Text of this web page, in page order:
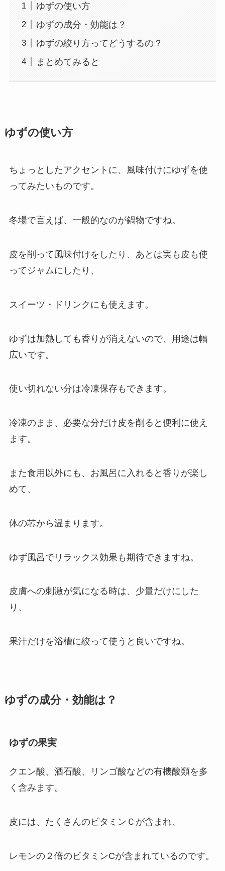
ゆずの使い方
ゆずの成分・効能は？
ゆずの絞り方ってどうするの？
まとめてみると
ゆずの使い方
ちょっとしたアクセントに、風味付けにゆずを使
ってみたいものです。
冬場で言えば、一般的なのが鍋物ですね。
皮を削って風味付けをしたり、あとは実も皮も使
ってジャムにしたり、
スイーツ・ドリンクにも使えます。
ゆずは加熱しても香りが消えないので、用途は幅
広いです。
使い切れない分は冷凍保存もできます。
冷凍のまま、必要な分だけ皮を削ると便利に使え
ます。
また食用以外にも、お風呂に入れると香りが楽し
めて、
体の芯から温まります。
ゆず風呂でリラックス効果も期待できますね。
皮膚への刺激が気になる時は、少量だけにした
り、
果汁だけを浴槽に絞って使うと良いですね。
ゆずの成分・効能は？
ゆずの果実
クエン酸、酒石酸、リンゴ酸などの有機酸類を多
く含みます。
皮には、たくさんのビタミンＣが含まれ、
レモンの２倍のビタミンCが含まれているのです。